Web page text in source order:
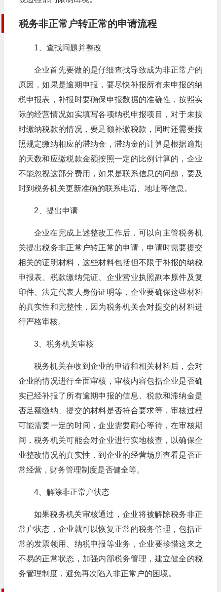
税务非正常户转正常的申请流程
1、查找问题并整改
企业首先要做的是仔细查找导致成为非正常户的
原因，如果是逾期申报，要尽快补报所有未申报的纳
税申报表，补报时要确保申报数据的准确性，按照实
际的经营情况如实填写各项纳税申报项目，对于未按
时缴纳税款的情况，要足额补缴税款，同时还需要按
照规定缴纳相应的滞纳金，滞纳金的计算是根据逾期
的天数和应缴税款金额按照一定的比例计算的，企业
不能忽视这部分费用，如果是联系信息的问题，要及
时到税务机关更新准确的联系电话、地址等信息。
2、提出申请
企业在完成上述整改工作后，可以向主管税务机
关提出税务非正常户转正常的申请，申请时需要提交
相关的证明材料，这些材料包括但不限于补报的纳税
申报表、税款缴纳凭证、企业营业执照副本原件及复
印件、法定代表人身份证明等，企业要确保这些材料
的真实性和完整性，因为税务机关会对提交的材料进
行严格审核。
3、税务机关审核
税务机关在收到企业的申请和相关材料后，会对
企业的情况进行全面审核，审核内容包括企业是否确
实已经补报了所有逾期申报的信息、税款和滞纳金是
否足额缴纳、提交的材料是否符合要求等，审核过程
可能需要一定的时间，企业需要耐心等待，在审核期
间，税务机关可能会对企业进行实地核查，以确保企
业整改情况的真实性，到企业的经营场所查看是否正
常经营，财务管理制度是否健全等。
4、解除非正常户状态
如果税务机关审核通过，企业将被解除税务非正
常户状态，企业就可以恢复正常的税务管理，包括正
常的发票领用、纳税申报等业务，企业要珍惜这来之
不易的正常状态，加强内部税务管理，建立健全的税
务管理制度，避免再次陷入非正常户的困境。